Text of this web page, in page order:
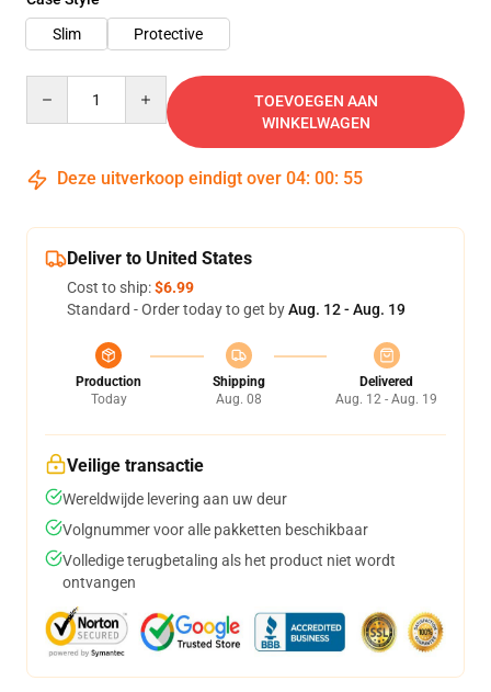
Slim
Protective
TOEVOEGEN AAN
WINKELWAGEN
Deze uitverkoop eindigt over 04: 00: 55
Deliver to United States
Cost to ship:$6.99
Standard - Order today to get byAug. 12 - Aug. 19
Production
Today
Shipping
Aug. 08
Delivered
Aug. 12 - Aug. 19
Veilige transactie
Wereldwijde levering aan uw deur
Volgnummer voor alle pakketten beschikbaar
Volledige terugbetaling als het product niet wordt
ontvangen